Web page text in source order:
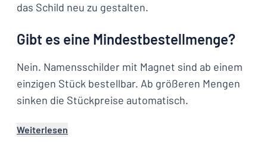
das Schild neu zu gestalten.
Gibt es eine Mindestbestellmenge?
Nein. Namensschilder mit Magnet sind ab einem
einzigen Stück bestellbar. Ab größeren Mengen
sinken die Stückpreise automatisch.
Weiterlesen